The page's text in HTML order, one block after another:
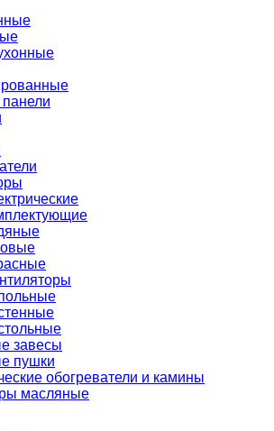
завесы
пушки
обогреватели и камины
масляные